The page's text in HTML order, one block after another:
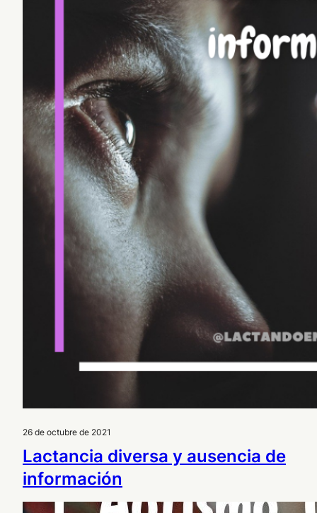
26 de octubre de 2021
Lactancia diversa y ausencia de
información